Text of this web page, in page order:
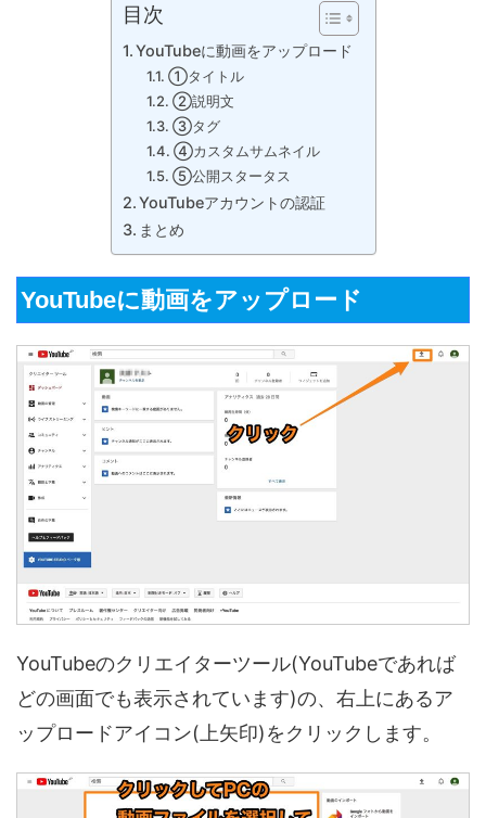
目次
YouTubeに動画をアップロード
①タイトル
②説明文
③タグ
④カスタムサムネイル
⑤公開スタータス
YouTubeアカウントの認証
まとめ
YouTubeに動画をアップロード
YouTubeのクリエイターツール(YouTubeであれば
どの画面でも表示されています)の、右上にあるア
ップロードアイコン(上矢印)をクリックします。